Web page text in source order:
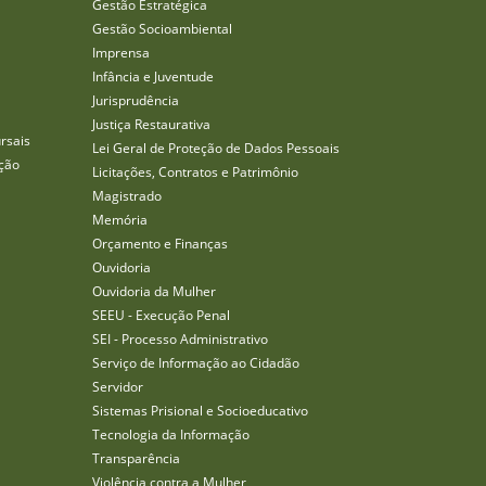
Gestão Estratégica
Gestão Socioambiental
Imprensa
Infância e Juventude
Jurisprudência
Justiça Restaurativa
Lei Geral de Proteção de Dados Pessoais
Licitações, Contratos e Patrimônio
Magistrado
Memória
Orçamento e Finanças
Ouvidoria
Ouvidoria da Mulher
SEEU - Execução Penal
SEI - Processo Administrativo
Serviço de Informação ao Cidadão
Servidor
Sistemas Prisional e Socioeducativo
Tecnologia da Informação
Transparência